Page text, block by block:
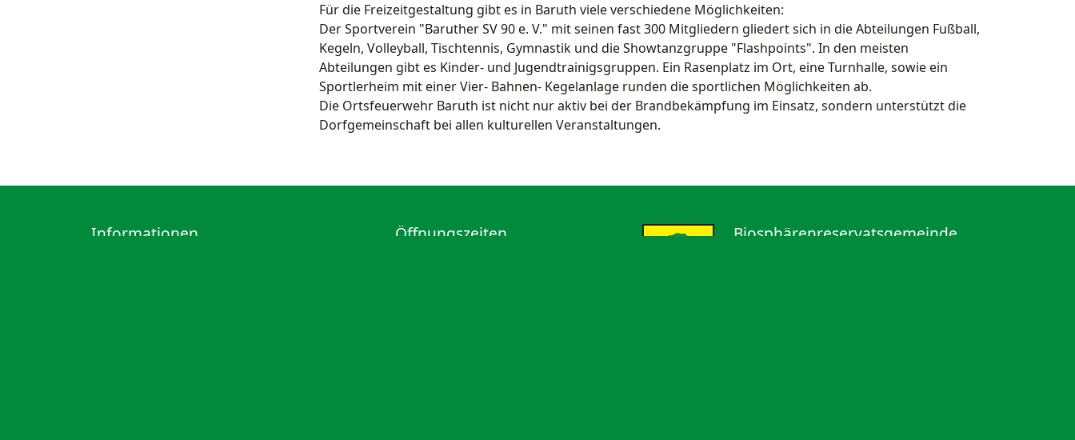
Für die Freizeitgestaltung gibt es in Baruth viele verschiedene Möglichkeiten:
Der Sportverein "Baruther SV 90 e. V." mit seinen fast 300 Mitgliedern gliedert sich in die Abteilungen Fußball,
Kegeln, Volleyball, Tischtennis, Gymnastik und die Showtanzgruppe "Flashpoints". In den meisten
Abteilungen gibt es Kinder- und Jugendtrainigsgruppen. Ein Rasenplatz im Ort, eine Turnhalle, sowie ein
Sportlerheim mit einer Vier- Bahnen- Kegelanlage runden die sportlichen Möglichkeiten ab.
Die Ortsfeuerwehr Baruth ist nicht nur aktiv bei der Brandbekämpfung im Einsatz, sondern unterstützt die
Dorfgemeinschaft bei allen kulturellen Veranstaltungen.
Informationen Öffnungszeiten
Biosphärenreservatsgemeinde